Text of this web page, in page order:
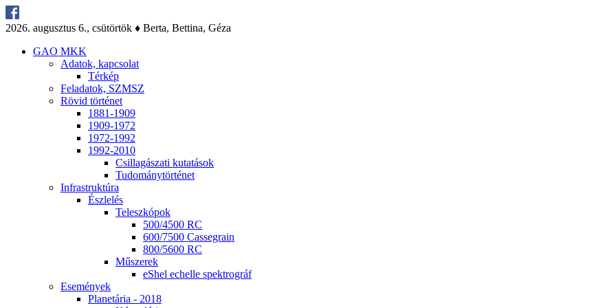
2026. au­gusz­tus 6., csü­tör­tök ♦ Ber­ta, Bet­ti­na, Gé­za
GAO MKK
Ada­tok, kap­cso­lat
Tér­kép
Fel­ada­tok, SZMSZ
Rö­vid tör­té­net
1881-1909
1909-1972
1972-1992
1992-2010
Csil­la­gá­sza­ti ku­ta­tá­sok
Tu­do­mány­tör­té­net
Inf­ra­struk­tú­ra
Ész­le­lés
Te­lesz­kó­pok
500/4500 RC
600/7500 Cas­seg­ra­in
800/5600 RC
Mű­sze­rek
eS­hel echel­le spekt­ro­gráf
Ese­mé­nyek
Pla­ne­tá­ria - 2018